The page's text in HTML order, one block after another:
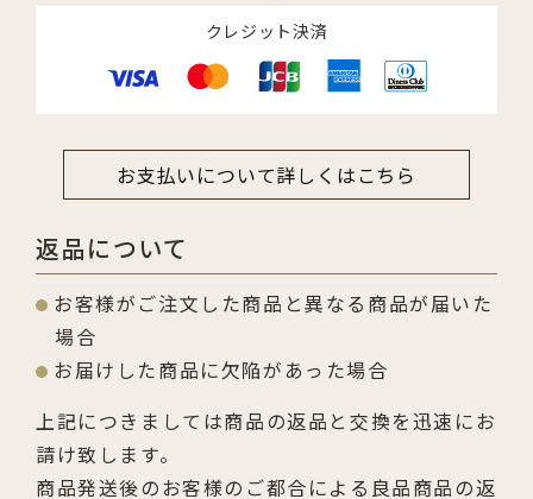
クレジット決済
お支払いについて詳しくはこちら
返品について
お客様がご注文した商品と異なる商品が届いた
場合
お届けした商品に欠陥があった場合
上記につきましては商品の返品と交換を迅速にお
請け致します。
商品発送後のお客様のご都合による良品商品の返